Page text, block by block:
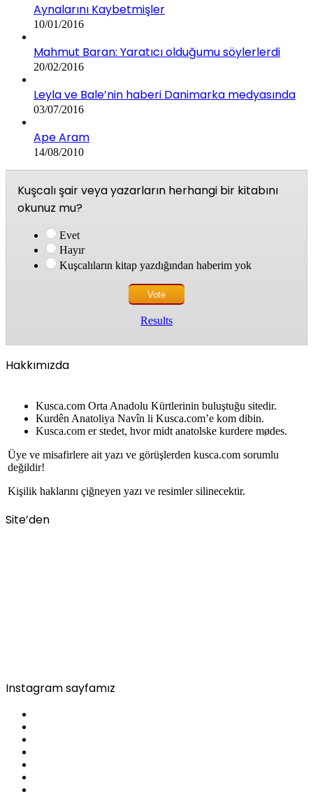
Aynalarını Kaybetmişler
10/01/2016
Mahmut Baran: Yaratıcı olduğumu söylerlerdi
20/02/2016
Leyla ve Bale’nin haberi Danimarka medyasında
03/07/2016
Ape Aram
14/08/2010
Kuşcalı şair veya yazarların herhangi bir kitabını
okunuz mu?
Evet
Hayır
Kuşcalıların kitap yazdığından haberim yok
Results
Hakkımızda
Kusca.com Orta Anadolu Kürtlerinin buluştuğu sitedir.
Kurdên Anatoliya Navîn li Kusca.com’e kom dibin.
Kusca.com er stedet, hvor midt anatolske kurdere mødes.
Üye ve misafirlere ait yazı ve görüşlerden kusca.com sorumlu
değildir!
Kişilik haklarını çiğneyen yazı ve resimler silinecektir.
Site’den
Instagram sayfamız